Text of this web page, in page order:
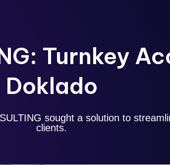
Turnkey
Doklado
sought a solution to
clients.